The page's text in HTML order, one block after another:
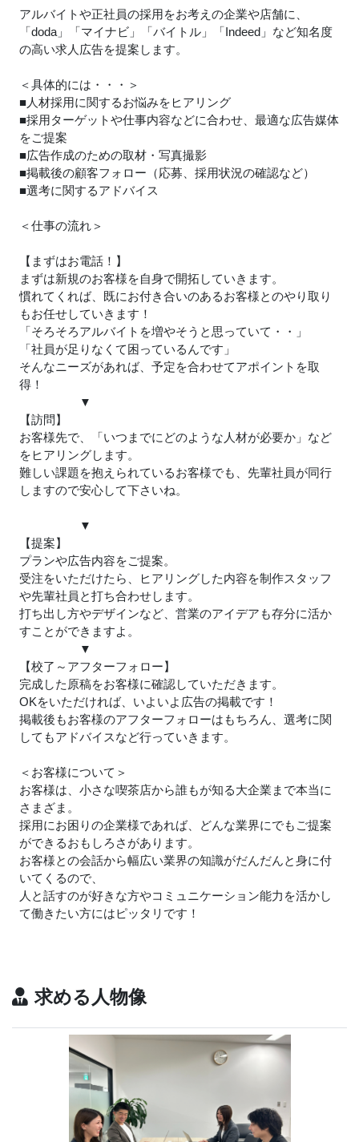
アルバイトや正社員の採用をお考えの企業や店舗に、
「doda」「マイナビ」「バイトル」「Indeed」など知名度
の高い求人広告を提案します。
＜具体的には・・・＞
■人材採用に関するお悩みをヒアリング
■採用ターゲットや仕事内容などに合わせ、最適な広告媒体
をご提案
■広告作成のための取材・写真撮影
■掲載後の顧客フォロー（応募、採用状況の確認など）
■選考に関するアドバイス
＜仕事の流れ＞
【まずはお電話！】
まずは新規のお客様を自身で開拓していきます。
慣れてくれば、既にお付き合いのあるお客様とのやり取り
もお任せしていきます！
「そろそろアルバイトを増やそうと思っていて・・」
「社員が足りなくて困っているんです」
そんなニーズがあれば、予定を合わせてアポイントを取
得！
▼
【訪問】
お客様先で、「いつまでにどのような人材が必要か」など
をヒアリングします。
難しい課題を抱えられているお客様でも、先輩社員が同行
しますので安心して下さいね。
▼
【提案】
プランや広告内容をご提案。
受注をいただけたら、ヒアリングした内容を制作スタッフ
や先輩社員と打ち合わせします。
打ち出し方やデザインなど、営業のアイデアも存分に活か
すことができますよ。
▼
【校了～アフターフォロー】
完成した原稿をお客様に確認していただきます。
OKをいただければ、いよいよ広告の掲載です！
掲載後もお客様のアフターフォローはもちろん、選考に関
してもアドバイスなど行っていきます。
＜お客様について＞
お客様は、小さな喫茶店から誰もが知る大企業まで本当に
さまざま。
採用にお困りの企業様であれば、どんな業界にでもご提案
ができるおもしろさがあります。
お客様との会話から幅広い業界の知識がだんだんと身に付
いてくるので、
人と話すのが好きな方やコミュニケーション能力を活かし
て働きたい方にはピッタリです！
求める人物像